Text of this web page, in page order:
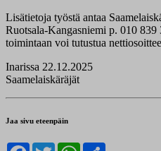
Lisätietoja työstä antaa
Ruotsala-Kangasniemi p. 010 839
toimintaan voi tutustua
Inarissa 22.12.2025
Saamelaiskäräjät
Jaa sivu eteenpäin
Facebook
TwitterWhatsApp